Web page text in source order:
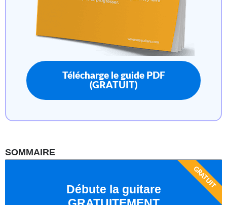
Télécharge le guide PDF
(GRATUIT)
SOMMAIRE
Débute la guitare
GRATUIT